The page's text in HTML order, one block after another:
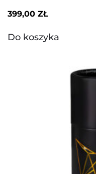
399,00 ZŁ
Do koszyka